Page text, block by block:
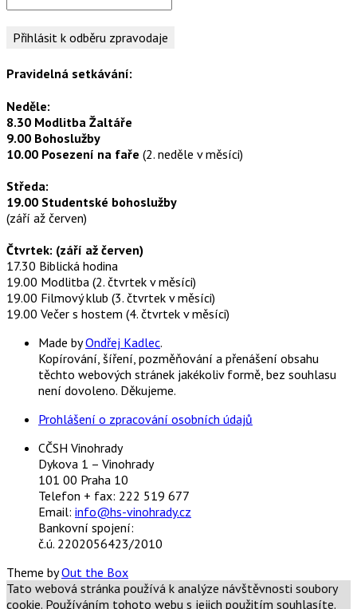
Pravidelná setkávání:
Neděle:
8.30 Modlitba Žaltáře
9.00 Bohoslužby
10.00 Posezení na faře (2. neděle v měsíci)
Středa:
19.00 Studentské bohoslužby
(září až červen)
Čtvrtek: (září až červen)
17.30 Biblická hodina
19.00 Modlitba (2. čtvrtek v měsíci)
19.00 Filmový klub (3. čtvrtek v měsíci)
19.00 Večer s hostem (4. čtvrtek v měsíci)
Made byOndřej Kadlec.
Kopírování, šíření, pozměňování a přenášení obsahu
těchto webových stránek jakékoliv formě, bez souhlasu
není dovoleno. Děkujeme.
Prohlášení o zpracování osobních údajů
CČSH Vinohrady
Dykova 1 – Vinohrady
101 00 Praha 10
Telefon + fax: 222 519 677
Email: info@hs-vinohrady.cz
Bankovní spojení:
č.ú. 2202056423/2010
Theme byOut the Box
Tato webová stránka používá k analýze návštěvnosti soubory
cookie. Používáním tohoto webu s jejich použitím souhlasíte.